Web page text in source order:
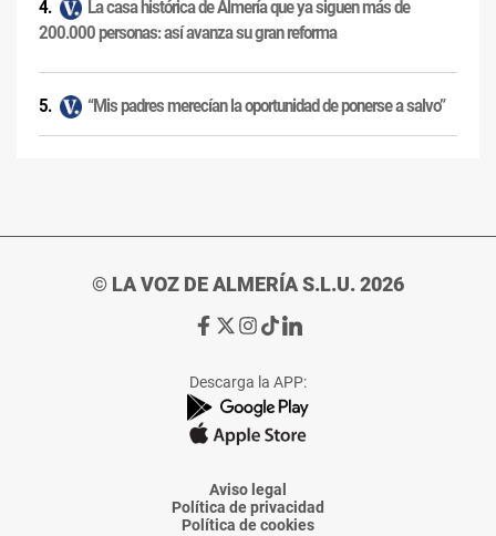
La casa histórica de Almería que ya siguen más de
200.000 personas: así avanza su gran reforma
“Mis padres merecían la oportunidad de ponerse a salvo”
© LA VOZ DE ALMERÍA S.L.U. 2026
Ir
de
La
Voz
Almería
Ir
de
La
Voz
Almería
Ir
de
La
Voz
Almería
Ir
de
La
Voz
Almería
Ir
de
La
Voz
Descarga la APP:
Aviso legal
Política de privacidad
Política de cookies